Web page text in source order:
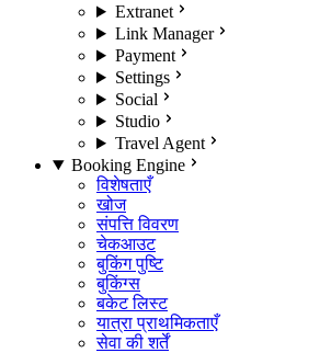
Extranet
Link Manager
Payment
Settings
Social
Studio
Travel Agent
Booking Engine
विशेषताएँ
खोज
संपत्ति विवरण
चेकआउट
बुकिंग पुष्टि
बुकिंग्स
बकेट लिस्ट
यात्रा प्राथमिकताएँ
सेवा की शर्तें